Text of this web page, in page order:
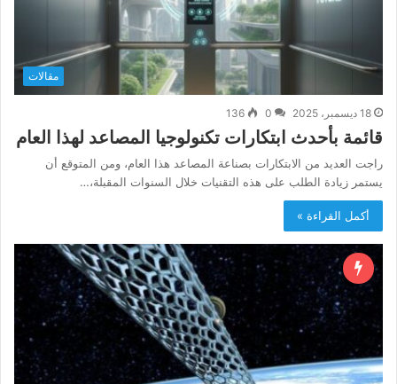
مقالات
18 ديسمبر، 2025 0
136
قائمة بأحدث ابتكارات تكنولوجيا المصاعد لهذا العام
راجت العديد من الابتكارات بصناعة المصاعد هذا العام، ومن المتوقع أن
يستمر زيادة الطلب على هذه التقنيات خلال السنوات المقبلة،…
أكمل القراءة »